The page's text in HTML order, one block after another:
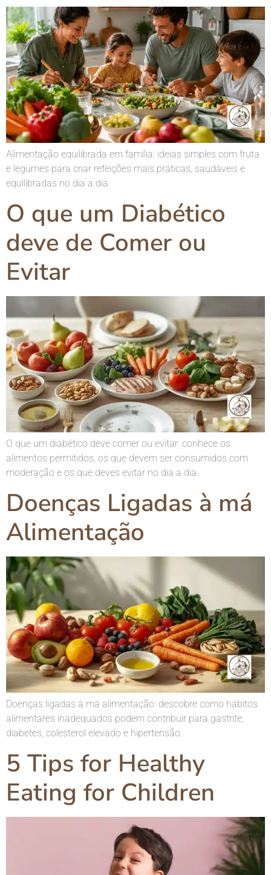
Alimentação equilibrada em família: ideias simples com fruta
e legumes para criar refeições mais práticas, saudáveis e
equilibradas no dia a dia.
O que um Diabético
deve de Comer ou
Evitar
O que um diabético deve comer ou evitar: conhece os
alimentos permitidos, os que devem ser consumidos com
moderação e os que deves evitar no dia a dia.
Doenças Ligadas à má
Alimentação
Doenças ligadas à má alimentação: descobre como hábitos
alimentares inadequados podem contribuir para gastrite,
diabetes, colesterol elevado e hipertensão.
5 Tips for Healthy
Eating for Children